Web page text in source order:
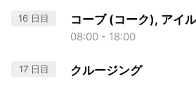
16 日目 コーブ (コーク), アイ
08:00 - 18:00
17 日目 クルージング